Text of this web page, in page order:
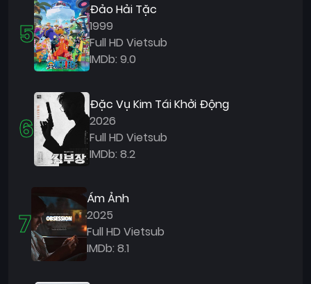
5
Đảo Hải Tặc
1999
Full HD Vietsub
IMDb: 9.0
6
Đặc Vụ Kim Tái Khởi Động
2026
Full HD Vietsub
IMDb: 8.2
7
Ám Ảnh
2025
Full HD Vietsub
IMDb: 8.1